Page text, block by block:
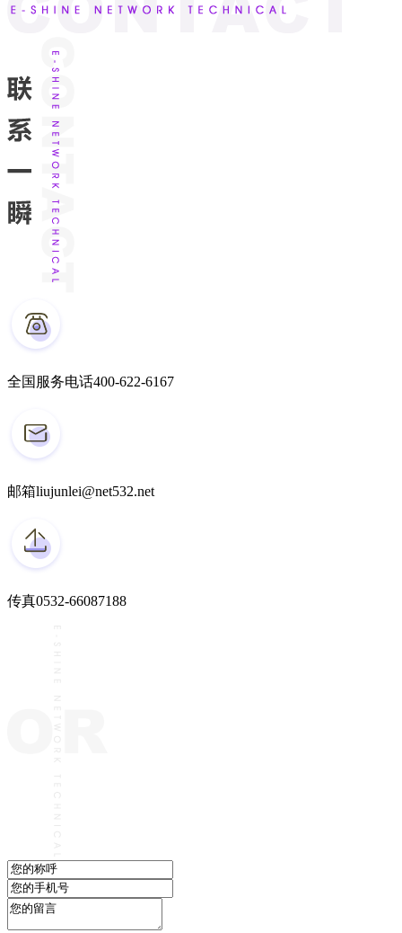
全国服务电话400-622-6167
邮箱liujunlei@net532.net
传真0532-66087188